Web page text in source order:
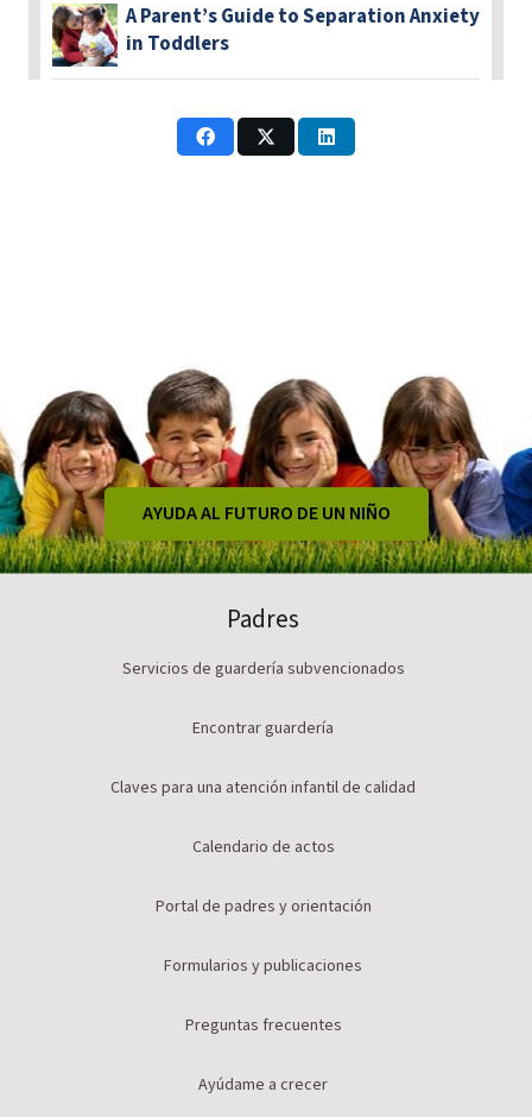
A Parent’s Guide to Separation Anxiety
in Toddlers
AYUDA AL FUTURO DE UN NIÑO
Padres
Servicios de guardería subvencionados
Encontrar guardería
Claves para una atención infantil de calidad
Calendario de actos
Portal de padres y orientación
Formularios y publicaciones
Preguntas frecuentes
Ayúdame a crecer